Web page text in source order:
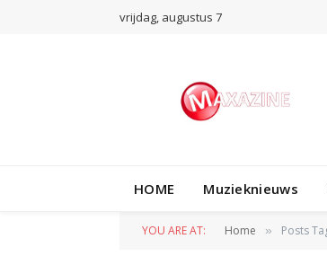
vrijdag, augustus 7
HOME Muzieknieuws
YOU ARE AT: Home » Posts